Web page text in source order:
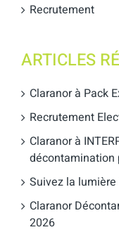
Recrutement
ARTICLES
Claranor à Pack
Recrutement
Claranor à
décontamination
Suivez la
Claranor
2026